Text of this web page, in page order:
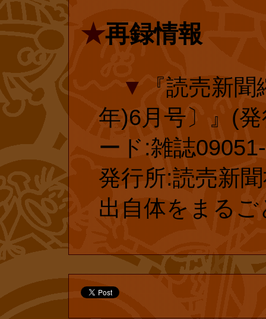
刊ドットコ
復刊ドットコ
されている『
票ページです
プ限定ではな
刊にご協力お
■『【原
とカレーパ
★再録情報
▼『読売新聞
年)6月号〕』(
ード:雑誌
発行所:読売新
出自体をまるご